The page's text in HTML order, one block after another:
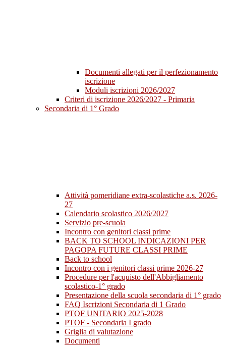
Documenti allegati per il perfezionamento
iscrizione
Moduli iscrizioni 2026/2027
Criteri di iscrizione 2026/2027 - Primaria
Secondaria di 1° Grado
Attività pomeridiane extra-scolastiche a.s. 2026-
27
Calendario scolastico 2026/2027
Servizio pre-scuola
Incontro con genitori classi prime
BACK TO SCHOOL INDICAZIONI PER
PAGOPA FUTURE CLASSI PRIME
Back to school
Incontro con i genitori classi prime 2026-27
Procedure per l'acquisto dell'Abbigliamento
scolastico-1° grado
Presentazione della scuola secondaria di 1° grado
FAQ Iscrizioni Secondaria di 1 Grado
PTOF UNITARIO 2025-2028
PTOF - Secondaria I grado
Griglia di valutazione
Documenti